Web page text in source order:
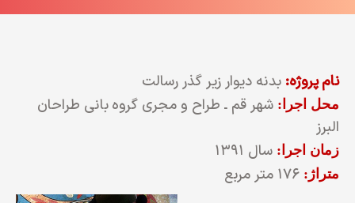
نام پروژه: بدنه دیوار زیر گذر رسالت
محل اجرا: شهر قم ـ طراح و مجری گروه بانی طراحان
البرز
زمان اجرا: سال ۱۳۹۱
متراژ: